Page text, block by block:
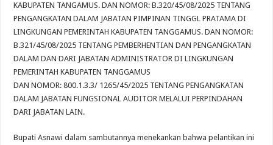
KABUPATEN TANGAMUS. DAN NOMOR: B.320/45/08/2025 TENTANG
PENGANGKATAN DALAM JABATAN PIMPINAN TINGGL PRATAMA DI
LINGKUNGAN PEMERINTAH KABUPATEN TANGGAMUS. DAN NOMOR:
B.321/45/08/2025 TENTANG PEMBERHENTIAN DAN PENGANGKATAN
DALAM DAN DARI JABATAN ADMINISTRATOR DI LINGKUNGAN
PEMERINTAH KABUPATEN TANGGAMUS
DAN NOMOR: 800.1.3.3/ 1265/45/2025 TENTANG PENGANGKATAN
DALAM JABATAN FUNGSIONAL AUDITOR MELALUI PERPINDAHAN
DARI JABATAN LAIN.
Bupati Asnawi dalam sambutannya menekankan bahwa pelantikan ini